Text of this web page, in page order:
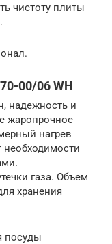
чистоту плиты
00/06 WH
надежность и
жаропрочное
нагрев
необходимости
газа. Объем
хранения
посуды